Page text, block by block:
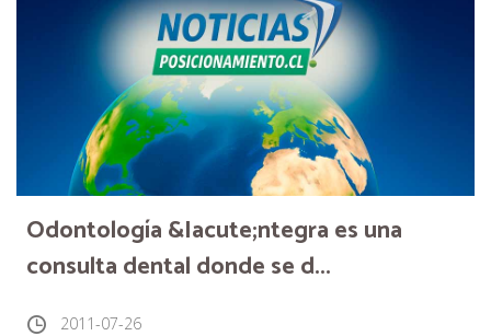
Odontología &Iacute;ntegra es una
consulta dental donde se d...
2011-07-26